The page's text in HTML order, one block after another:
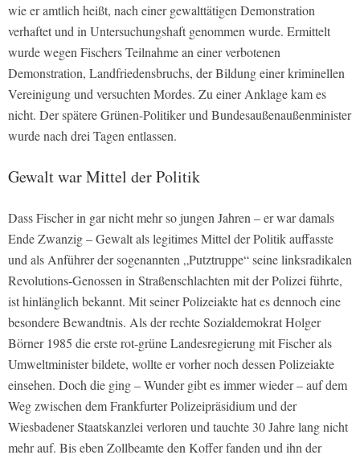
wie er amtlich heißt, nach einer gewalttätigen Demonstration
verhaftet und in Untersuchungshaft genommen wurde. Ermittelt
wurde wegen Fischers Teilnahme an einer verbotenen
Demonstration, Landfriedensbruchs, der Bildung einer kriminellen
Vereinigung und versuchten Mordes. Zu einer Anklage kam es
nicht. Der spätere Grünen-Politiker und Bundesaußenaußenminister
wurde nach drei Tagen entlassen.
Gewalt war Mittel der Politik
Dass Fischer in gar nicht mehr so jungen Jahren – er war damals
Ende Zwanzig – Gewalt als legitimes Mittel der Politik auffasste
und als Anführer der sogenannten „Putztruppe“ seine linksradikalen
Revolutions-Genossen in Straßenschlachten mit der Polizei führte,
ist hinlänglich bekannt. Mit seiner Polizeiakte hat es dennoch eine
besondere Bewandtnis. Als der rechte Sozialdemokrat Holger
Börner 1985 die erste rot-grüne Landesregierung mit Fischer als
Umweltminister bildete, wollte er vorher noch dessen Polizeiakte
einsehen. Doch die ging – Wunder gibt es immer wieder – auf dem
Weg zwischen dem Frankfurter Polizeipräsidium und der
Wiesbadener Staatskanzlei verloren und tauchte 30 Jahre lang nicht
mehr auf. Bis eben Zollbeamte den Koffer fanden und ihn der